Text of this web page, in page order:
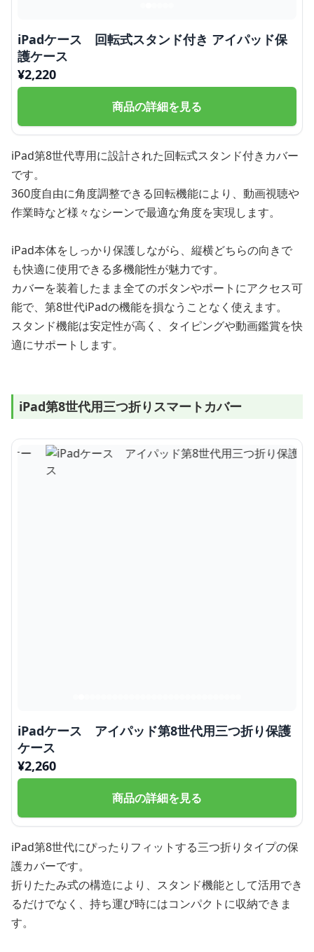
iPadケース 回転式スタンド付き アイパッド保
護ケース
¥2,220
商品の詳細を見る
iPad第8世代専用に設計された回転式スタンド付きカバー
です。
360度自由に角度調整できる回転機能により、動画視聴や
作業時など様々なシーンで最適な角度を実現します。
iPad本体をしっかり保護しながら、縦横どちらの向きで
も快適に使用できる多機能性が魅力です。
カバーを装着したまま全てのボタンやポートにアクセス可
能で、第8世代iPadの機能を損なうことなく使えます。
スタンド機能は安定性が高く、タイピングや動画鑑賞を快
適にサポートします。
iPad第8世代用三つ折りスマートカバー
iPadケース アイパッド第8世代用三つ折り保護
ケース
¥2,260
商品の詳細を見る
iPad第8世代にぴったりフィットする三つ折りタイプの保
護カバーです。
折りたたみ式の構造により、スタンド機能として活用でき
るだけでなく、持ち運び時にはコンパクトに収納できま
す。